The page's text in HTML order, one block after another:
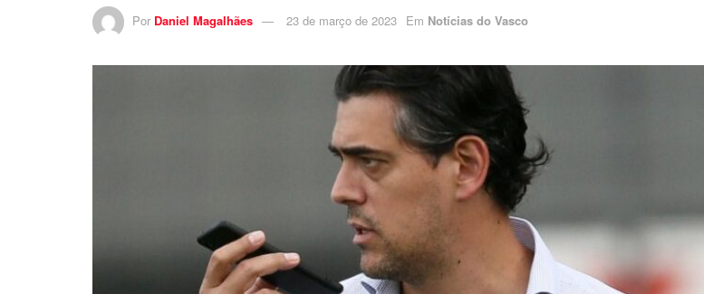
Por Daniel Magalhães 23 de março de 2023 Em Notícias do Vasco